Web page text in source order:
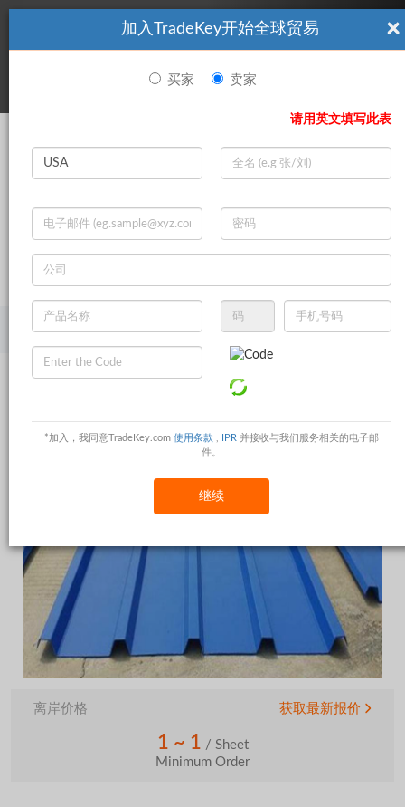
看起來你不是TradeKey.com的會員。 立即註冊，與全球超過7
百萬的進口商和出口商建立聯繫。 立即加入 |
登录
×
加入TradeKey开始全球贸易
买家 卖家
请用英文填写此表
*加入，我同意TradeKey.com 使用条款 IPR 并接收与我们服务相关的电子邮
件。
继续
销售信息 特种建筑材料
防水材料
屋顶毡
Aluminum Roofing Sheets
Aluminum Roofing Sheets
离岸价格 获取最新报价
1 ~ 1 / Sheet
Minimum Order